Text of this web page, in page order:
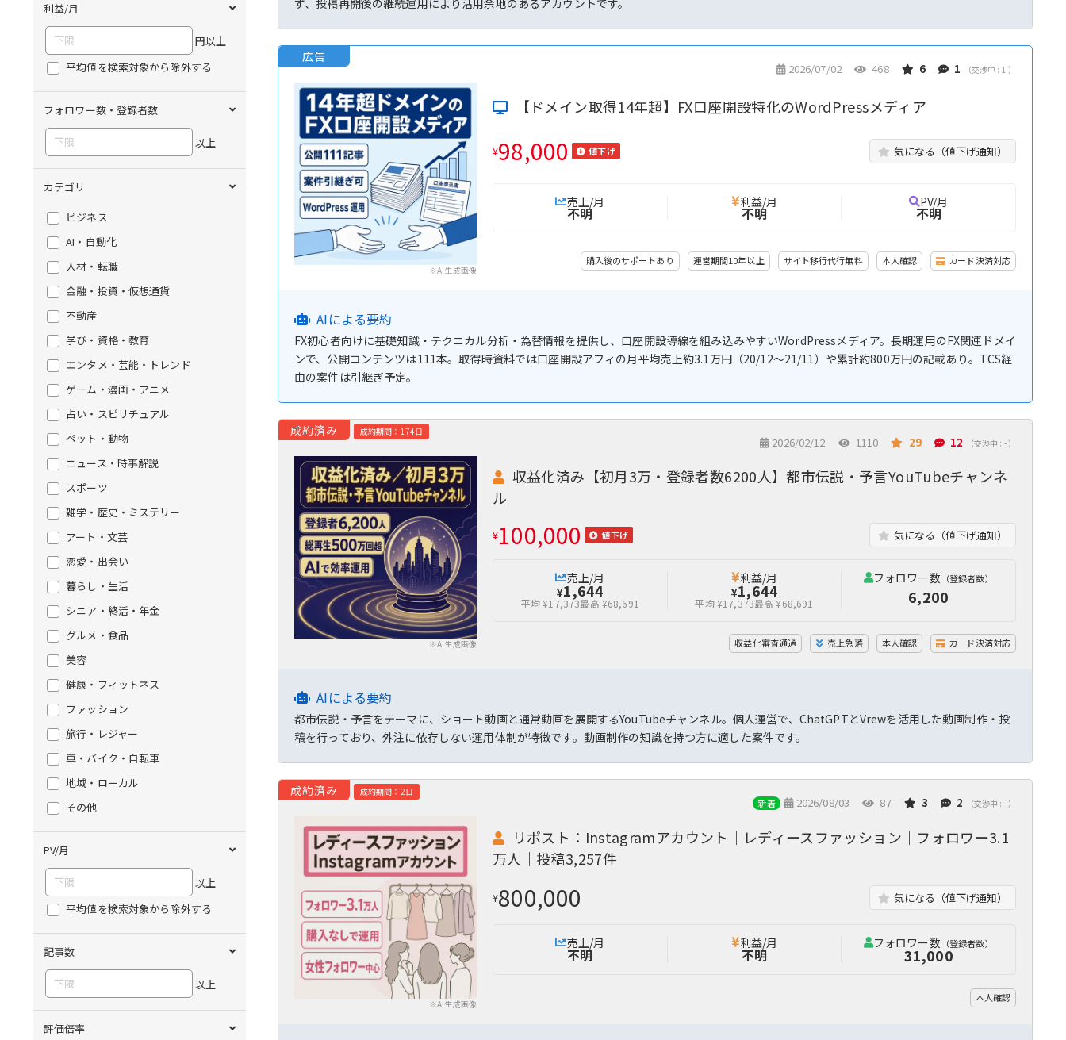
利益/月
円以上
平均値を検索対象から除外する
フォロワー数・登録者数
以上
カテゴリ
ビジネス
AI・自動化
人材・転職
金融・投資・仮想通貨
不動産
学び・資格・教育
エンタメ・芸能・トレンド
ゲーム・漫画・アニメ
占い・スピリチュアル
ペット・動物
ニュース・時事解説
スポーツ
雑学・歴史・ミステリー
アート・文芸
恋愛・出会い
暮らし・生活
シニア・終活・年金
グルメ・食品
美容
健康・フィットネス
ファッション
旅行・レジャー
車・バイク・自転車
地域・ローカル
その他
PV/月
以上
平均値を検索対象から除外する
記事数
以上
評価倍率
ず、投稿再開後の継続運用により活用余地のあるアカウントです。
広告
2026/07/02 468 6 1 （交渉中 : 1 ）
※AI生成画像
【ドメイン取得14年超】FX口座開設特化のWordPressメディア
¥98,000 値下げ 気になる（値下げ通知）
売上/月
不明
利益/月
不明
PV/月
不明
購入後のサポートあり 運営期間10年以上 サイト移行代行無料 本人確認 カード決済対応
AIによる要約
FX初心者向けに基礎知識・テクニカル分析・為替情報を提供し、口座開設導線を組み込みやすいWordPressメディア。長期運用のFX関連ドメイ
ンで、公開コンテンツは111本。取得時資料では口座開設アフィの月平均売上約3.1万円（20/12〜21/11）や累計約800万円の記載あり。TCS経
由の案件は引継ぎ予定。
成約済み 成約期間：174日
2026/02/12 1110 29 12 （交渉中 : - ）
※AI生成画像
収益化済み【初月3万・登録者数6200人】都市伝説・予言YouTubeチャンネ
ル
¥100,000 値下げ 気になる（値下げ通知）
売上/月
¥1,644
平均 ¥17,373最高 ¥68,691
利益/月
¥1,644
平均 ¥17,373最高 ¥68,691
フォロワー数 （登録者数）
6,200
収益化審査通過 売上急落 本人確認 カード決済対応
AIによる要約
都市伝説・予言をテーマに、ショート動画と通常動画を展開するYouTubeチャンネル。個人運営で、ChatGPTとVrewを活用した動画制作・投
稿を行っており、外注に依存しない運用体制が特徴です。動画制作の知識を持つ方に適した案件です。
成約済み 成約期間：2日
新着 2026/08/03 87 3 2 （交渉中 : - ）
※AI生成画像
リポスト：Instagramアカウント｜レディースファッション｜フォロワー3.1
万人｜投稿3,257件
¥800,000 気になる（値下げ通知）
売上/月
不明
利益/月
不明
フォロワー数 （登録者数）
31,000
本人確認